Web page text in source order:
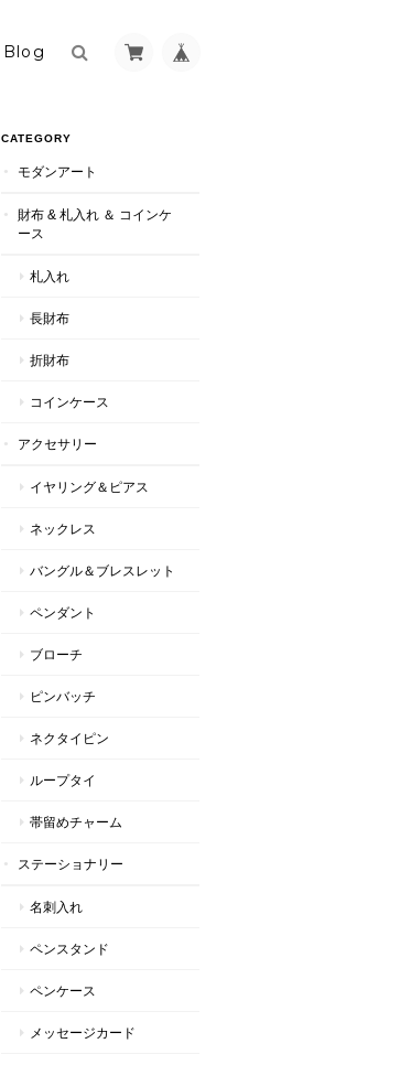
Blog
CATEGORY
モダンアート
財布 & 札入れ ＆ コインケ
ース
札入れ
長財布
折財布
コインケース
アクセサリー
イヤリング＆ピアス
ネックレス
バングル＆ブレスレット
ペンダント
ブローチ
ピンバッチ
ネクタイピン
ループタイ
帯留めチャーム
ステーショナリー
名刺入れ
ペンスタンド
ペンケース
メッセージカード